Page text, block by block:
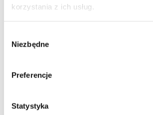
korzystania z ich usług.
zgody
Niezbędne
Preferencje
Statystyka
Pingback:buy LSD online
Pingback: